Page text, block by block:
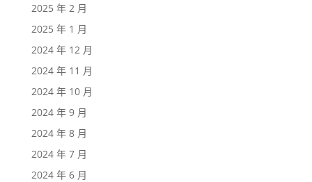
2025 年 2 月
2025 年 1 月
2024 年 12 月
2024 年 11 月
2024 年 10 月
2024 年 9 月
2024 年 8 月
2024 年 7 月
2024 年 6 月